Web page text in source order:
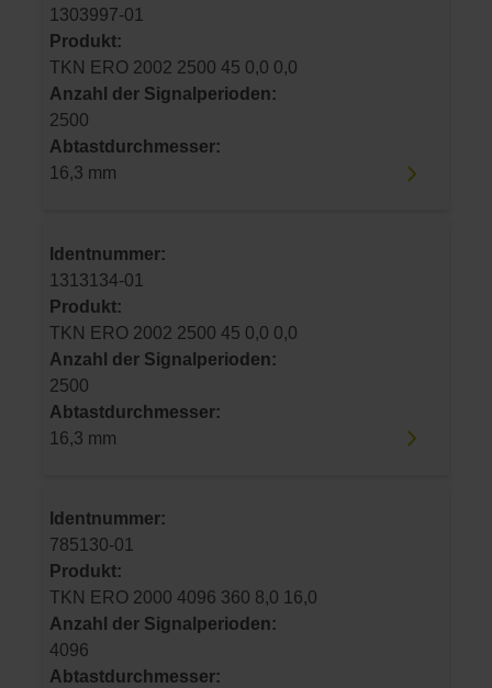
1303997-01
Produkt:
TKN ERO 2002 2500 45 0,0 0,0
Anzahl der Signalperioden:
2500
Abtastdurchmesser:
16,3 mm
Identnummer:
1313134-01
Produkt:
TKN ERO 2002 2500 45 0,0 0,0
Anzahl der Signalperioden:
2500
Abtastdurchmesser:
16,3 mm
Identnummer:
785130-01
Produkt:
TKN ERO 2000 4096 360 8,0 16,0
Anzahl der Signalperioden:
4096
Abtastdurchmesser: